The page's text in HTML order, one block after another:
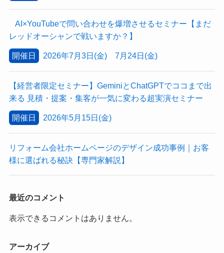
AI×YouTubeで問い合わせを爆増させるセミナー【まだ
レッドオーシャンで戦いますか？】
開催日 2026年7月3日(金) 7月24日(金)
【経営者限定セミナー】GeminiとChatGPTでココまで出
来る 見積・提案・集客が一気に変わる超実演セミナー
開催日 2026年5月15日(金)
リフォーム会社ホームページのデザイン成功事例｜お客
様に選ばれる秘訣【専門家解説】
最近のコメント
表示できるコメントはありません。
アーカイブ